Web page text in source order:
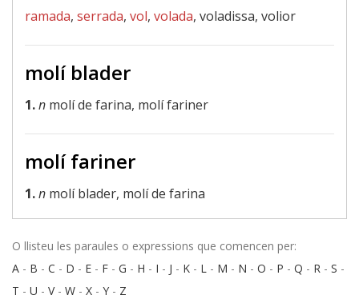
ramada, serrada, vol, volada, voladissa, volior
molí blader
1.n molí de farina, molí fariner
molí fariner
1.n molí blader, molí de farina
O llisteu les paraules o expressions que comencen per:
A - B - C - D - E - F - G - H - I - J - K - L - M - N - O - P - Q - R - S -
T - U - V- W - X - Y - Z